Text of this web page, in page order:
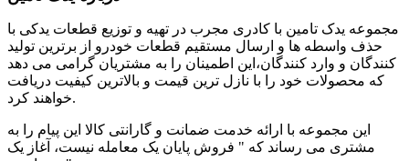
مجموعه یدک تامین با کادری مجرب در تهیه و توزیع قطعات یدکی با
حذف واسطه ها و ارسال مستقیم قطعات خودرو از برترین تولید
کنندگان و وارد کنندگان،این اطمینان را به مشتریان گرامی می دهد
که محصولات خود را با نازل ترین قیمت و بالاترین کیفیت دریافت
خواهند کرد.
این مجموعه با ارائه خدمت ضمانت و گارانتی کالا این پیام را به
مشتری می رساند که " فروش پایان یک معامله نیست، آغاز یک